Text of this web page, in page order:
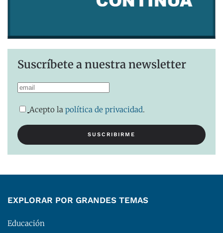
Suscríbete a nuestra newsletter
Acepto la política de privacidad.
EXPLORAR POR GRANDES TEMAS
Educación